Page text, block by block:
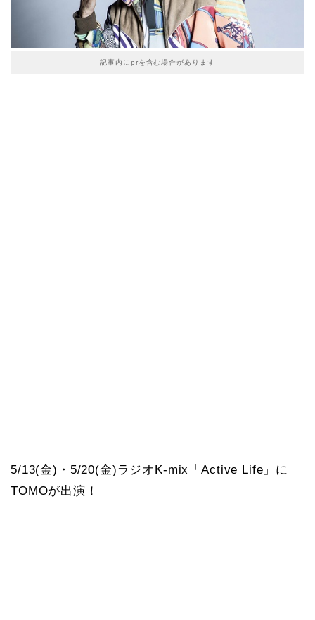
記事内にprを含む場合があります
5/13(金)・5/20(金)ラジオK-mix「Active Life」に
TOMOが出演！